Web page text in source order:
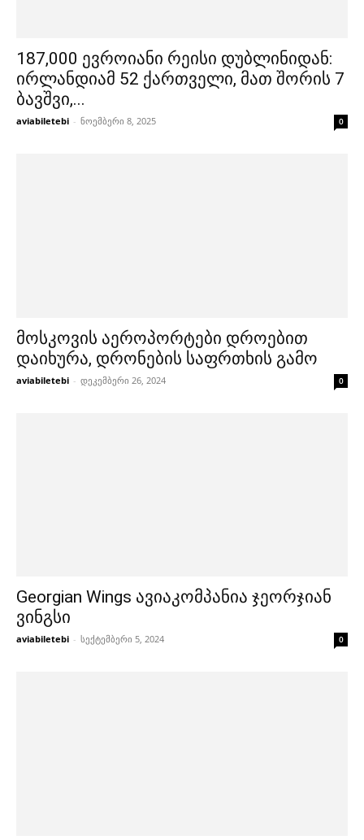
187,000 ევროიანი რეისი დუბლინიდან:
ირლანდიამ 52 ქართველი, მათ შორის 7
ბავშვი,...
aviabiletebi - ნოემბერი 8, 2025 0
მოსკოვის აეროპორტები დროებით
დაიხურა, დრონების საფრთხის გამო
aviabiletebi - დეკემბერი 26, 2024 0
Georgian Wings ავიაკომპანია ჯეორჯიან
ვინგსი
aviabiletebi - სექტემბერი 5, 2024 0